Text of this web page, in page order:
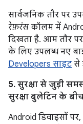
सार्वजनिक तौर पर
रेफ़रंसकॉलम में
दिखता है. आम तौर
के लिए उपलब्ध नए
Developers साइट से
5. सुरक्षा से जुड़ी
सुरक्षा बुलेटिन के
Android डिवाइसों